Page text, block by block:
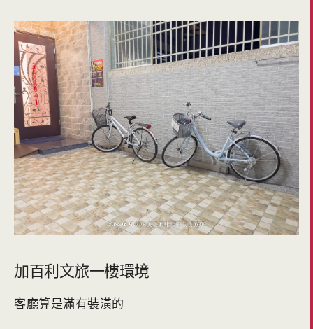
加百利文旅一樓環境
客廳算是滿有裝潢的